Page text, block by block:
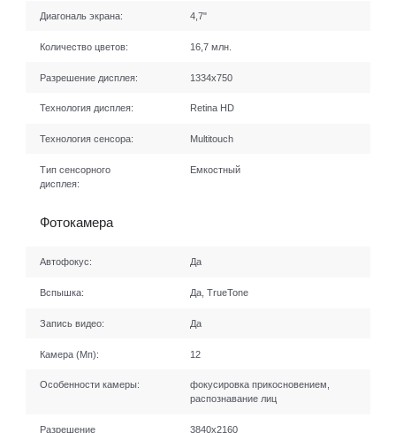
Диагональ экрана: 4,7"
Количество цветов: 16,7 млн.
Разрешение дисплея: 1334x750
Технология дисплея: Retina HD
Технология сенсора: Multitouch
Тип сенсорного
дисплея:
Емкостный
Фотокамера
Автофокус: Да
Вспышка: Да, TrueTone
Запись видео: Да
Камера (Мп): 12
Особенности камеры:
фокусировка прикосновением,
распознавание лиц
Разрешение 3840х2160